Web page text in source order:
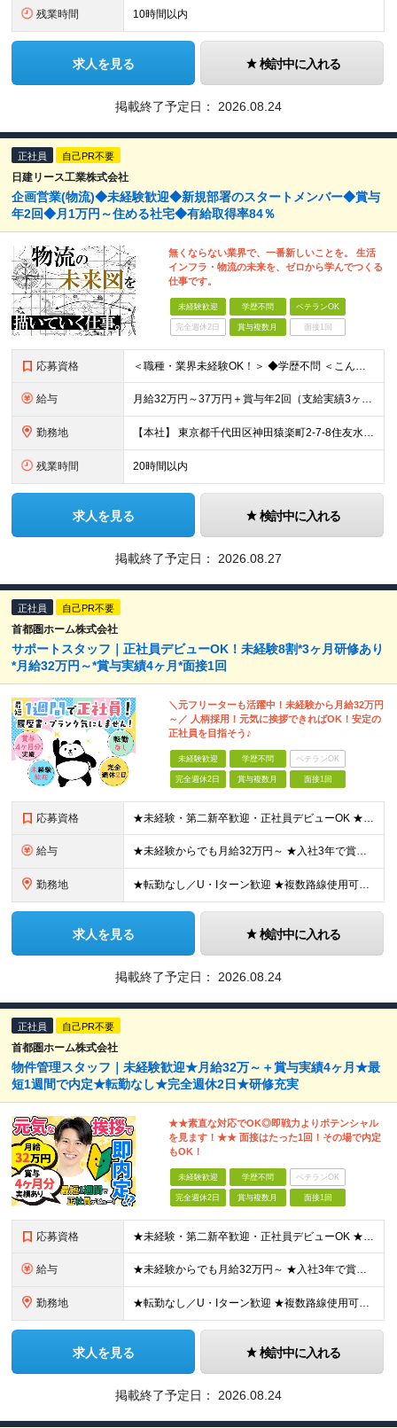
残業時間 10時間以内
求人を見る 検討中に入れる
掲載終了予定日： 2026.08.24
正社員 自己PR不要
日建リース工業株式会社
企画営業(物流)◆未経験歓迎◆新規部署のスタートメンバー◆賞与
年2回◆月1万円～住める社宅◆有給取得率84％
無くならない業界で、一番新しいことを。 生活
インフラ・物流の未来を、ゼロから学んでつくる
仕事です。
未経験歓迎 学歴不問 ベテランOK
完全週休2日 賞与複数月 面接1回
応募資格 ＜職種・業界未経験OK！＞ ◆学歴不問 ＜こんな方は、ぜひご応募ください！＞ □社会に影響を与えるスケールの大きな仕事に挑戦したい □人と話しながら、物事を前に進めることが好き □専門知識を身につけ
給与 月給32万円～37万円＋賞与年2回（支給実績3ヶ月分） ※経験・年齢・能力を考慮の上、当社規定により決定します。 ※上記月給には固定残業代(45時間分／70,234円～)
勤務地 【本社】 東京都千代田区神田猿楽町2-7-8住友水道橋ビル3F ※当面の間、転勤はありません ※変更の範囲：上記を除く当社関連勤務地
残業時間 20時間以内
求人を見る 検討中に入れる
掲載終了予定日： 2026.08.27
正社員 自己PR不要
首都圏ホーム株式会社
サポートスタッフ｜正社員デビューOK！未経験8割*3ヶ月研修あり
*月給32万円～*賞与実績4ヶ月*面接1回
＼元フリーターも活躍中！未経験から月給32万円
～／ 人柄採用！元気に挨拶できればOK！安定の
正社員を目指そう♪
未経験歓迎 学歴不問 ベテランOK
完全週休2日 賞与複数月 面接1回
応募資格 ★未経験・第二新卒歓迎・正社員デビューOK ★学歴不問、20代・30代活躍中 ※男性スタッフが多数活躍しているポジションです！ 飲食店や営業、アパレルなど、 異業種からスタートした未経験メンバーが8
給与 ★未経験からでも月給32万円～ ★入社3年で賞与支給年間100万円超想定 ★初年度想定年収400万円～ ■月給32万円以上＋賞与年2回 ※経験・スキルを考慮の上、当社規定により優遇します ※固定残
勤務地 ★転勤なし／U・Iターン歓迎 ★複数路線使用可能で好アクセス！ 東京都新宿区下落合2-5-10 ※(変更の範囲)上記を除く当社関連勤務地
求人を見る 検討中に入れる
掲載終了予定日： 2026.08.24
正社員 自己PR不要
首都圏ホーム株式会社
物件管理スタッフ｜未経験歓迎★月給32万～＋賞与実績4ヶ月★最
短1週間で内定★転勤なし★完全週休2日★研修充実
★★素直な対応でOK◎即戦力よりポテンシャル
を見ます！★★ 面接はたった1回！その場で内定
もOK！
未経験歓迎 学歴不問 ベテランOK
完全週休2日 賞与複数月 面接1回
応募資格 ★未経験・第二新卒歓迎・正社員デビューOK ★学歴不問、20代・30代活躍中 ※男性スタッフが多数活躍しているポジションです！ 飲食店や営業、アパレルなど、 異業種からスタートした未経験メンバーが8
給与 ★未経験からでも月給32万円～ ★入社3年で賞与支給年間100万円超想定 ★初年度想定年収400万円～ ■月給32万円以上＋賞与年2回 ※経験・スキルを考慮の上、当社規定により優遇します ※固定残
勤務地 ★転勤なし／U・Iターン歓迎 ★複数路線使用可能で好アクセス！ 東京都新宿区下落合2-5-10 ※(変更の範囲)上記を除く当社関連勤務地
求人を見る 検討中に入れる
掲載終了予定日： 2026.08.24